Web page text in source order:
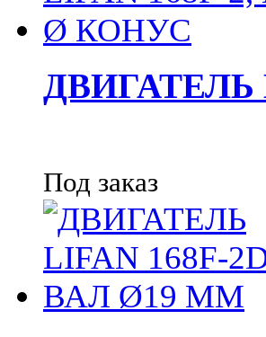
ДВИГАТЕЛЬ
Под заказ